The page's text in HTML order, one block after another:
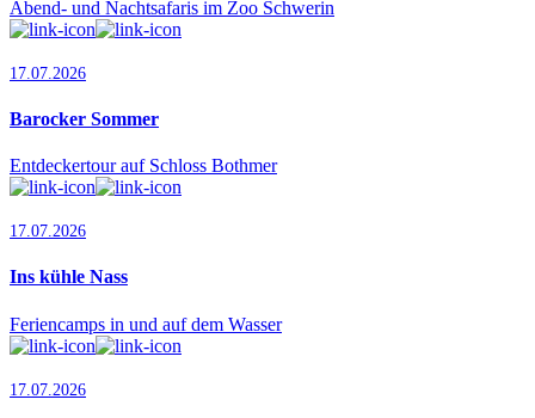
Abend- und Nachtsafaris im Zoo Schwerin
17.07.2026
Barocker Sommer
Entdeckertour auf Schloss Bothmer
17.07.2026
Ins kühle Nass
Feriencamps in und auf dem Wasser
17.07.2026